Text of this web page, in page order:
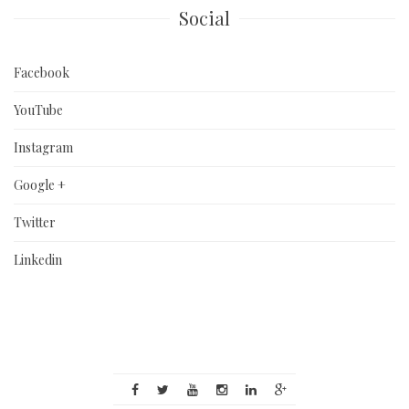
Social
Facebook
YouTube
Instagram
Google +
Twitter
Linkedin